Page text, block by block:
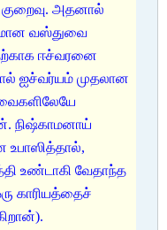
அதனால்
வஸ்துவை
ஈச்வரனை
ஐச்வர்யம் முதலான
நிஷ்காமனாய்
உண்டாகி வேதாந்த
காரியத்தைச்